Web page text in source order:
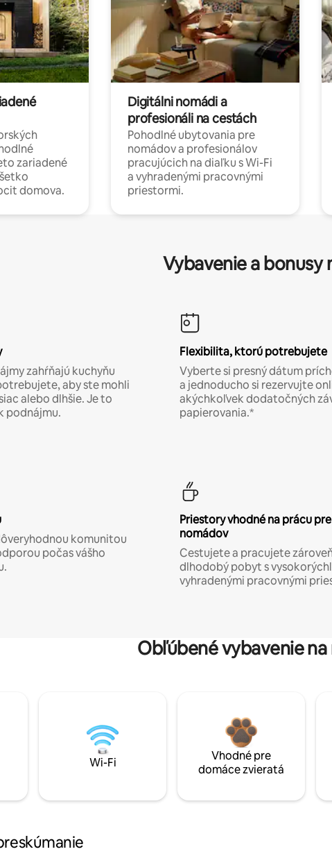
zariadené
domova.
Digitálni nomádi a
profesionáli na cestách
Pohodlné ubytovania pre
nomádov a profesionálov
pracujúcich na diaľku s Wi-Fi
a vyhradenými pracovnými
priestormi.
Vybavenie a bonusy
zahŕňajú kuchyňu
aby ste mohli
alebo dlhšie. Je to
podnájmu.
Flexibilita, ktorú potrebujete
Vyberte si presný dátum
a jednoducho si rezervujte
akýchkoľvek dodatočných
papierovania.*
komunitou
počas vášho
Priestory vhodné na prácu
nomádov
Cestujete a pracujete
dlhodobý pobyt s
vyhradenými pracovnými
Obľúbené vybavenie
Wi-Fi
Vhodné pre
domáce zvieratá